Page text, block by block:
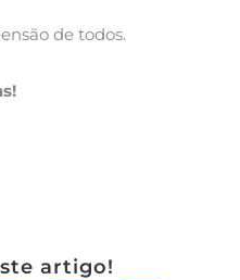
de todos.
artigo!